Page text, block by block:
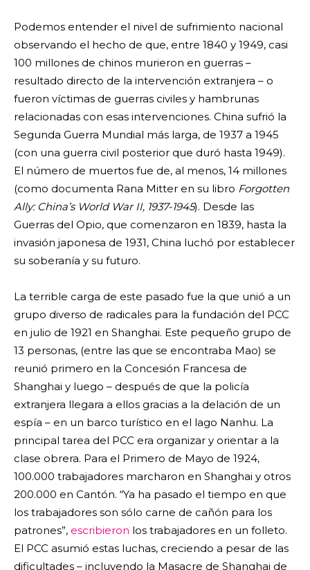
Podemos entender el nivel de sufrimiento nacional
observando el hecho de que, entre 1840 y 1949, casi
100 millones de chinos murieron en guerras –
resultado directo de la intervención extranjera – o
fueron víctimas de guerras civiles y hambrunas
relacionadas con esas intervenciones. China sufrió la
Segunda Guerra Mundial más larga, de 1937 a 1945
(con una guerra civil posterior que duró hasta 1949).
El número de muertos fue de, al menos, 14 millones
(como documenta Rana Mitter en su libro Forgotten
Ally: China’s World War II, 1937-1945). Desde las
Guerras del Opio, que comenzaron en 1839, hasta la
invasión japonesa de 1931, China luchó por establecer
su soberanía y su futuro.
La terrible carga de este pasado fue la que unió a un
grupo diverso de radicales para la fundación del PCC
en julio de 1921 en Shanghai. Este pequeño grupo de
13 personas, (entre las que se encontraba Mao) se
reunió primero en la Concesión Francesa de
Shanghai y luego – después de que la policía
extranjera llegara a ellos gracias a la delación de un
espía – en un barco turístico en el lago Nanhu. La
principal tarea del PCC era organizar y orientar a la
clase obrera. Para el Primero de Mayo de 1924,
100.000 trabajadores marcharon en Shanghai y otros
200.000 en Cantón. “Ya ha pasado el tiempo en que
los trabajadores son sólo carne de cañón para los
patrones”, escribieron los trabajadores en un folleto.
El PCC asumió estas luchas, creciendo a pesar de las
dificultades – incluyendo la Masacre de Shanghai de